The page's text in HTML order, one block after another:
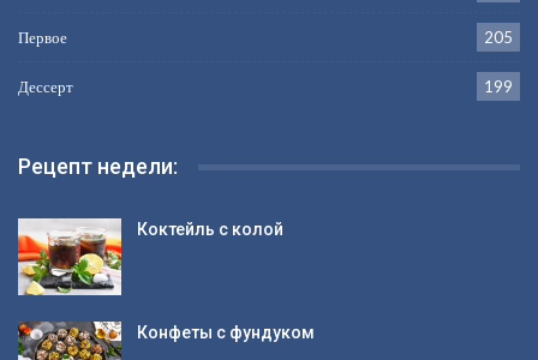
Первое 205
Дессерт 199
Рецепт недели:
Коктейль с колой
Конфеты с фундуком